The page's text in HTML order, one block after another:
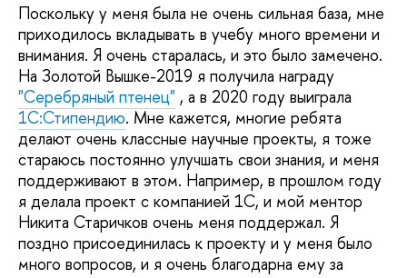
Поскольку у меня была не очень сильная база, мне
приходилось вкладывать в учебу много времени и
внимания. Я очень старалась, и это было замечено.
На Золотой Вышке-2019 я получила награду
"Серебряный птенец" , а в 2020 году выиграла
1С:Стипендию. Мне кажется, многие ребята
делают очень классные научные проекты, я тоже
стараюсь постоянно улучшать свои знания, и меня
поддерживают в этом. Например, в прошлом году
я делала проект с компанией 1С, и мой ментор
Никита Старичков очень меня поддержал. Я
поздно присоединилась к проекту и у меня было
много вопросов, и я очень благодарна ему за